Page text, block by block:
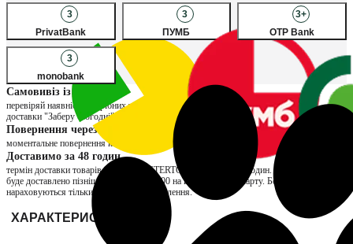
3
PrivatBank
3
ПУМБ
3+
OTP Bank
3
monobank
Самовивіз із магазину
перевіряй наявність потрібних товарів в улюблених магазинах, обирай спосіб
доставки "Заберу сьогодні" та сплачуй за товар вже при отриманні
Повернення через магазин
моментальне повернення коштів та можливість обміну на інший розмір
Доставимо за 48 годин
термін доставки товарів продавця INTERTOP складає до 48 годин. Якщо замовлення
буде доставлено пізніше, нарахуємо ₴200 на вашу бонусну карту. Бонуси
нараховуються тільки за отримані замовлення.
ХАРАКТЕРИСТИКИ